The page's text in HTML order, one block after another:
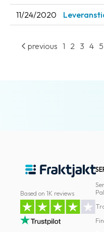
11/24/2020
previous 1 2 3 4 5
Based on 1K reviews